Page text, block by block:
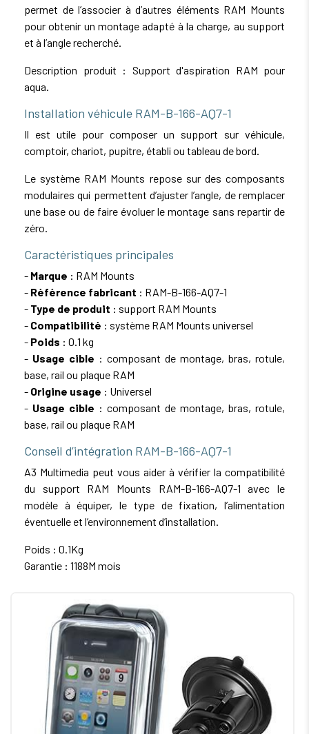
permet de l’associer à d’autres éléments RAM Mounts
pour obtenir un montage adapté à la charge, au support
et à l’angle recherché.
Description produit : Support d'aspiration RAM pour
aqua.
Installation véhicule RAM-B-166-AQ7-1
Il est utile pour composer un support sur véhicule,
comptoir, chariot, pupitre, établi ou tableau de bord.
Le système RAM Mounts repose sur des composants
modulaires qui permettent d’ajuster l’angle, de remplacer
une base ou de faire évoluer le montage sans repartir de
zéro.
Caractéristiques principales
- Marque : RAM Mounts
- Référence fabricant : RAM-B-166-AQ7-1
- Type de produit : support RAM Mounts
- Compatibilité : système RAM Mounts universel
- Poids : 0.1 kg
- Usage cible : composant de montage, bras, rotule,
base, rail ou plaque RAM
- Origine usage : Universel
- Usage cible : composant de montage, bras, rotule,
base, rail ou plaque RAM
Conseil d’intégration RAM-B-166-AQ7-1
A3 Multimedia peut vous aider à vérifier la compatibilité
du support RAM Mounts RAM-B-166-AQ7-1 avec le
modèle à équiper, le type de fixation, l’alimentation
éventuelle et l’environnement d’installation.
Poids : 0.1Kg
Garantie : 1188M mois